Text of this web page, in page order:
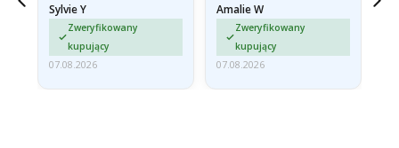
sont arrivés roulés et un…
Sylvie Y
Zweryfikowany
kupujący
07.08.2026
Amalie W
Zweryfikowany
kupujący
07.08.2026